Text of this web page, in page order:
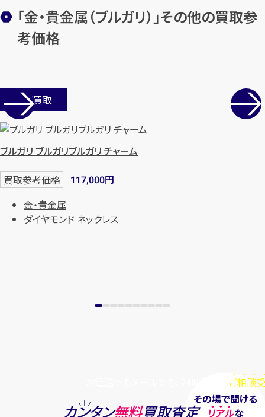
「金・貴金属（ブルガリ）」その他の買取参
考価格
店舗買取
ブルガリ ブルガリブルガリ チャーム
買取参考価格 117,000円
金・貴金属
ダイヤモンド ネックレス
ご相談
その場で聞ける
リアルな
カンタン無料買取査定